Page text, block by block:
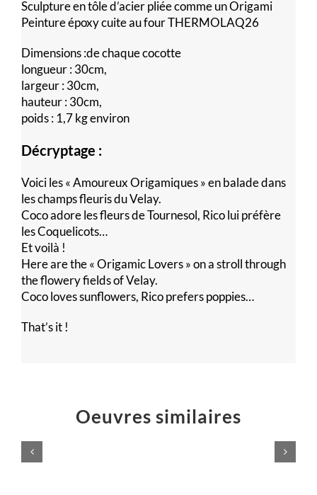
Sculpture en tôle d’acier pliée comme un Origami
Peinture époxy cuite au four THERMOLAQ26
Dimensions :de chaque cocotte
longueur : 30cm,
largeur : 30cm,
hauteur : 30cm,
poids : 1,7 kg environ
Décryptage :
Voici les « Amoureux Origamiques » en balade dans
les champs fleuris du Velay.
Coco adore les fleurs de Tournesol, Rico lui préfère
les Coquelicots…
Et voilà !
Here are the « Origamic Lovers » on a stroll through
the flowery fields of Velay.
Coco loves sunflowers, Rico prefers poppies…
That’s it !
Oeuvres similaires
Éruption